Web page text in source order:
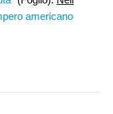
americano